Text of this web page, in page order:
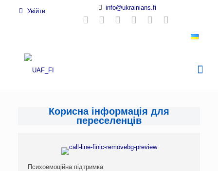
Увійти info@ukrainians.fi
Корисна інформація для
переселенців
Психоемоційна підтримка